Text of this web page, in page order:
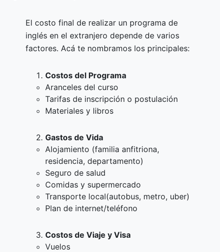
El costo final de realizar un programa de
inglés en el extranjero depende de varios
factores. Acá te nombramos los principales:
Costos del Programa
Aranceles del curso
Tarifas de inscripción o postulación
Materiales y libros
Gastos de Vida
Alojamiento (familia anfitriona,
residencia, departamento)
Seguro de salud
Comidas y supermercado
Transporte local(autobus, metro, uber)
Plan de internet/teléfono
Costos de Viaje y Visa
Vuelos